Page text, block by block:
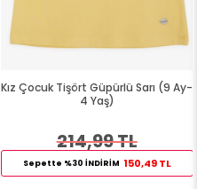
Kız Çocuk Tişört Güpürlü Sarı (9 Ay-
4 Yaş)
214,99 TL
Sepette %30 İNDİRİM 150,49 TL